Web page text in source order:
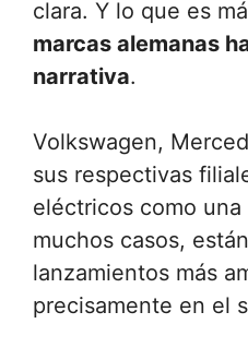
clara. Y lo que es
marcas alemanas
narrativa.
Volkswagen,
sus respectivas
eléctricos como
muchos casos,
lanzamientos más
precisamente en el